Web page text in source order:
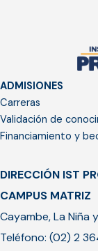
ADMISIONES
Carreras
Validación de
Financiamiento y
DIRECCIÓN IST
CAMPUS MATRIZ
Cayambe, La Niña
Teléfono: (02) 2